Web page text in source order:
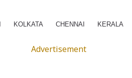
KOLKATA CHENNAI KERALA
Advertisement